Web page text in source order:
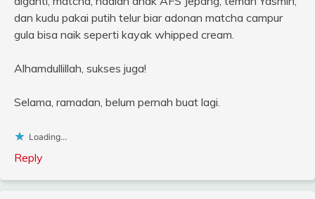
dan kudu pakai putih telur biar adonan matcha campur
gula bisa naik seperti kayak whipped cream.
Alhamdullillah, sukses juga!
Selama, ramadan, belum pernah buat lagi.
Loading...
Reply